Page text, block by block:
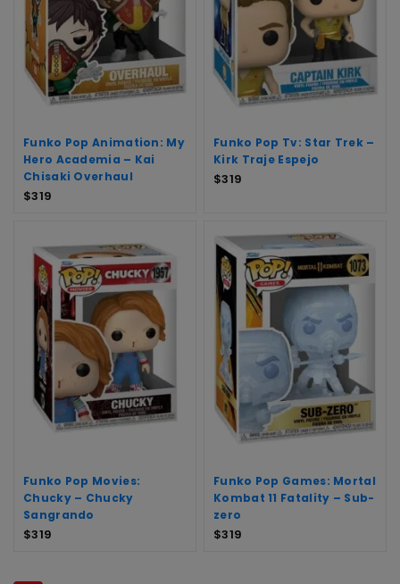
Funko Pop Animation: My
Hero Academia – Kai
Chisaki Overhaul
$319
Funko Pop Tv: Star Trek –
Kirk Traje Espejo
$319
Funko Pop Movies:
Chucky – Chucky
Sangrando
$319
Funko Pop Games: Mortal
Kombat 11 Fatality – Sub-
zero
$319